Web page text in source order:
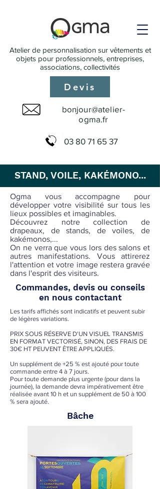
Atelier de personnalisation sur vêtements et
objets pour professionnels, entreprises,
associations, collectivités
bonjour@atelier-
ogma.fr
03 80 71 65 37
Devis
STAND, VOILE, KAKÉMONO...
Ogma vous accompagne pour
développer votre visibilité sur tous les
lieux possibles et imaginables.
Découvrez notre collection de
drapeaux, de stands, de voiles, de
kakémonos,...
On ne verra que vous lors des salons et
autres manifestations. Vous attirerez
l'attention et votre image restera gravée
dans l'esprit des visiteurs.
Commandes, devis ou conseils
en nous contactant
Les tarifs affichés sont indicatifs et peuvent subir
de légères variations.
PRIX SOUS RÉSERVE D'UN VISUEL TRANSMIS
EN FORMAT VECTORISÉ, SINON, DES FRAIS DE
30€ HT PEUVENT ÊTRE APPLIQUÉS.​
Un supplément de +25 % est ajouté pour toute
commande entre 4 à 7 jours.
Pour toute demande plus urgente (pour dans la
journée), la demande devra impérativement être
réalisée avant 10 h et un supplément de 50 à 100
% sera ajouté.
Bâche